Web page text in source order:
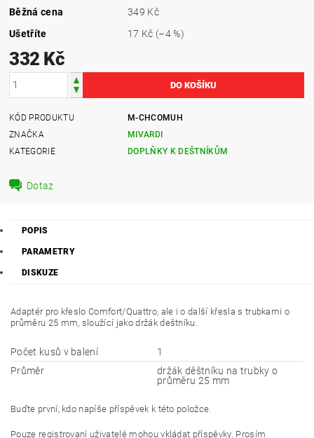
Běžná cena
349 Kč
Ušetříte
17 Kč (–4 %)
332 Kč
KÓD PRODUKTU
M-CHCOMUH
ZNAČKA
MIVARDI
KATEGORIE
DOPLŇKY K DEŠTNÍKŮM
Dotaz
POPIS
PARAMETRY
DISKUZE
Adaptér pro křeslo Comfort/Quattro, ale i o další křesla s trubkami o
průměru 25 mm, sloužící jako držák deštníku.
Počet kusů v balení
1
Průměr
držák děštníku na trubky o
průměru 25 mm
Buďte první, kdo napíše příspěvek k této položce.
Pouze registrovaní uživatelé mohou vkládat příspěvky. Prosím